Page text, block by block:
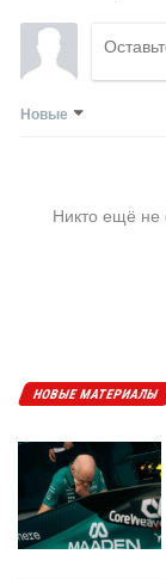
Новые
Никто ещё не
НОВЫЕ МАТЕРИАЛЫ